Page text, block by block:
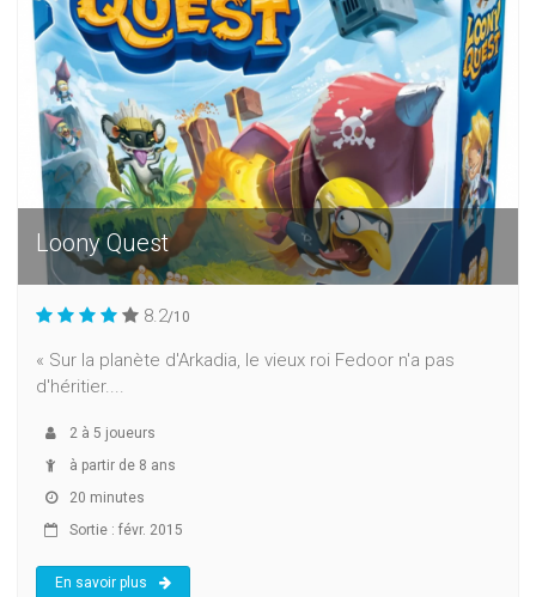
Loony Quest
8.2/10
« Sur la planète d'Arkadia, le vieux roi Fedoor n'a pas
d'héritier....
2 à 5 joueurs
à partir de 8 ans
20 minutes
Sortie : févr. 2015
En savoir plus